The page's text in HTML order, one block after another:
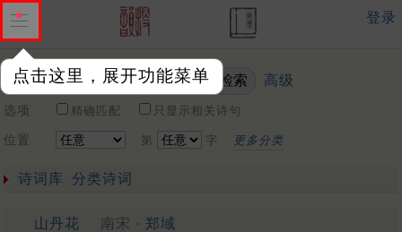
点击这里，展开功能菜单
登录
关键词 高级
选项 精确匹配 只显示相关诗句
位置 第 字 更多分类
诗词库 分类诗词
山丹花 南宋 · 郑域